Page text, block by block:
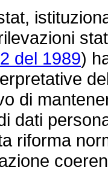
del 1989)
di
dati
riforma